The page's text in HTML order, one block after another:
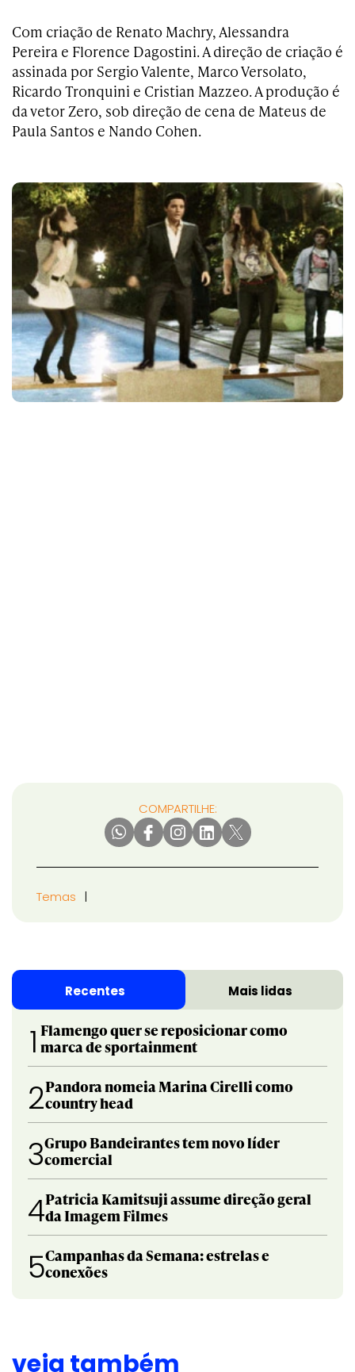
Com criação de Renato Machry, Alessandra
Pereira e Florence Dagostini. A direção de criação é
assinada por Sergio Valente, Marco Versolato,
Ricardo Tronquini e Cristian Mazzeo. A produção é
da vetor Zero, sob direção de cena de Mateus de
Paula Santos e Nando Cohen.
COMPARTILHE:
Temas
Recentes Mais lidas
1 Flamengo quer se reposicionar como
marca de sportainment
2Pandora nomeia Marina Cirelli como
country head
3Grupo Bandeirantes tem novo líder
comercial
4Patricia Kamitsuji assume direção geral
da Imagem Filmes
5Campanhas da Semana: estrelas e
conexões
veja também